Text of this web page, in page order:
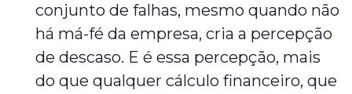
conjunto de falhas, mesmo quando não
há má-fé da empresa, cria a percepção
de descaso. E é essa percepção, mais
do que qualquer cálculo financeiro, que